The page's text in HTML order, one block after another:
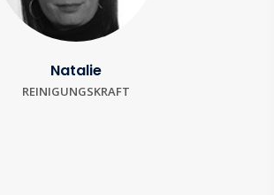
Natalie
REINIGUNGSKRAFT